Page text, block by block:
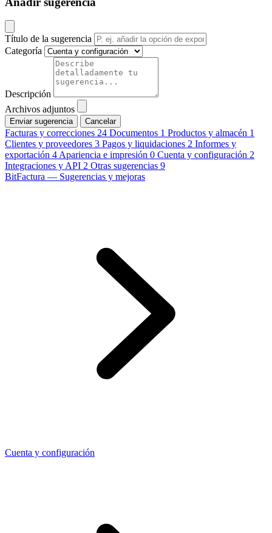
Título de la sugerencia
Categoría
Descripción
Archivos adjuntos
Cancelar
Facturas y correcciones 24 Documentos 1 Productos y almacén 1
Clientes y proveedores 3 Pagos y liquidaciones 2 Informes y
exportación 4 Apariencia e impresión 0 Cuenta y configuración 2
Integraciones y API 2 Otras sugerencias 9
BitFactura — Sugerencias y mejoras
Cuenta y configuración